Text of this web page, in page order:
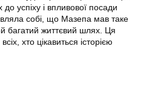
до успіху і впливової посади
собі, що Мазепа мав таке
багатий життєвий шлях. Ця
хто цікавиться історією